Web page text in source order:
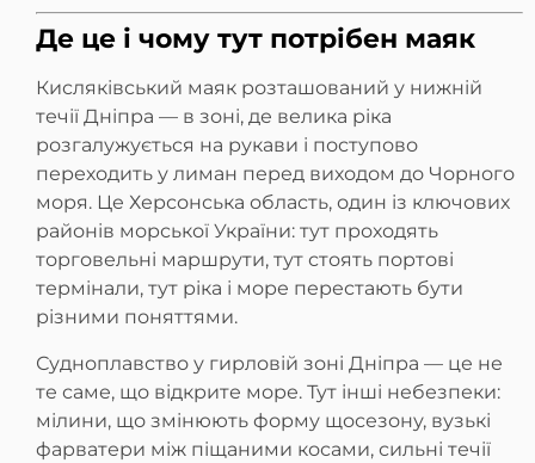
Де це і чому тут потрібен маяк
Кисляківський маяк розташований у нижній
течії Дніпра — в зоні, де велика ріка
розгалужується на рукави і поступово
переходить у лиман перед виходом до Чорного
моря. Це Херсонська область, один із ключових
районів морської України: тут проходять
торговельні маршрути, тут стоять портові
термінали, тут ріка і море перестають бути
різними поняттями.
Судноплавство у гирловій зоні Дніпра — це не
те саме, що відкрите море. Тут інші небезпеки:
мілини, що змінюють форму щосезону, вузькі
фарватери між піщаними косами, сильні течії